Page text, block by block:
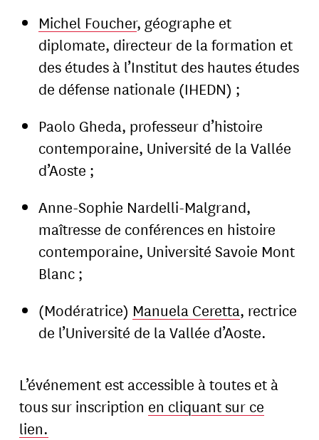
Michel Foucher, géographe et
diplomate, directeur de la formation et
des études à l’Institut des hautes études
de défense nationale (IHEDN) ;
Paolo Gheda, professeur d’histoire
contemporaine, Université de la Vallée
d’Aoste ;
Anne-Sophie Nardelli-Malgrand,
maîtresse de conférences en histoire
contemporaine, Université Savoie Mont
Blanc ;
(Modératrice) Manuela Ceretta, rectrice
de l’Université de la Vallée d’Aoste.
L’événement est accessible à toutes et à
tous sur inscription en cliquant sur ce
lien.